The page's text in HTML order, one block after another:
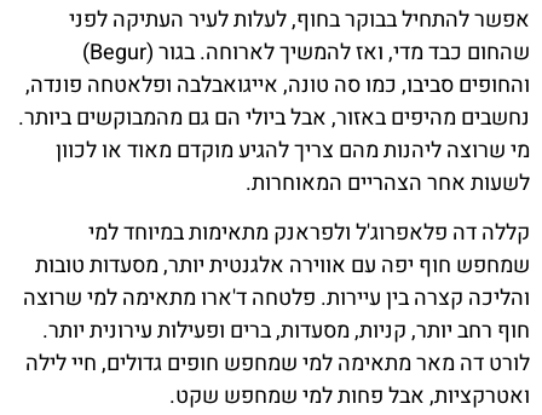
אפשר להתחיל בבוקר בחוף, לעלות לעיר העתיקה לפני
שהחום כבד מדי, ואז להמשיך לארוחה. בגור (Begur)
והחופים סביבו, כמו סה טונה, אייגואבלבה ופלאטחה פונדה,
נחשבים מהיפים באזור, אבל ביולי הם גם מהמבוקשים ביותר.
מי שרוצה ליהנות מהם צריך להגיע מוקדם מאוד או לכוון
לשעות אחר הצהריים המאוחרות.
קללה דה פלאפרוג'ל ולפראנק מתאימות במיוחד למי
שמחפש חוף יפה עם אווירה אלגנטית יותר, מסעדות טובות
והליכה קצרה בין עיירות. פלטחה ד'ארו מתאימה למי שרוצה
חוף רחב יותר, קניות, מסעדות, ברים ופעילות עירונית יותר.
לורט דה מאר מתאימה למי שמחפש חופים גדולים, חיי לילה
ואטרקציות, אבל פחות למי שמחפש שקט.